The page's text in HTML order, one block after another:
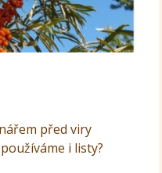
před viry
i listy?